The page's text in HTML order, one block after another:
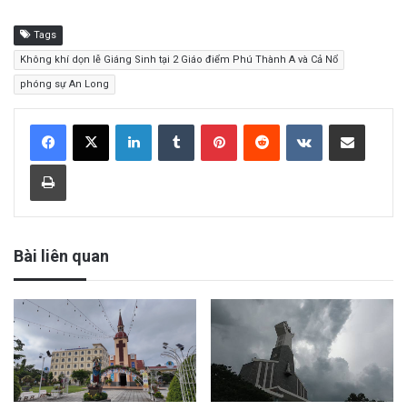
Tags
Không khí dọn lễ Giáng Sinh tại 2 Giáo điểm Phú Thành A và Cả Nổ
phóng sự An Long
Bài liên quan